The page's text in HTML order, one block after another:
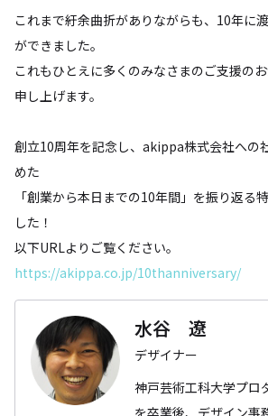
これまで紆余曲折がありながらも、10年に
ができました。
これもひとえに多くのみなさまのご支援の
申し上げます。
創立10周年を記念し、akippa株式会社への
めた
「創業から本日までの10年間」を振り返る
した！
以下URLよりご覧ください。
https://akippa.co.jp/10thanniversary/
水谷 遼
デザイナー
神戸芸術工科大学プロ
を卒業後、デザイン事